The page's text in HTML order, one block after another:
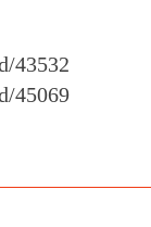
43532
45069